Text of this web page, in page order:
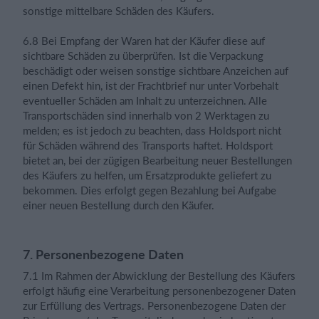
sonstige mittelbare Schäden des Käufers.
6.8 Bei Empfang der Waren hat der Käufer diese auf
sichtbare Schäden zu überprüfen. Ist die Verpackung
beschädigt oder weisen sonstige sichtbare Anzeichen auf
einen Defekt hin, ist der Frachtbrief nur unter Vorbehalt
eventueller Schäden am Inhalt zu unterzeichnen. Alle
Transportschäden sind innerhalb von 2 Werktagen zu
melden; es ist jedoch zu beachten, dass Holdsport nicht
für Schäden während des Transports haftet. Holdsport
bietet an, bei der zügigen Bearbeitung neuer Bestellungen
des Käufers zu helfen, um Ersatzprodukte geliefert zu
bekommen. Dies erfolgt gegen Bezahlung bei Aufgabe
einer neuen Bestellung durch den Käufer.
7. Personenbezogene Daten
7.1 Im Rahmen der Abwicklung der Bestellung des Käufers
erfolgt häufig eine Verarbeitung personenbezogener Daten
zur Erfüllung des Vertrags. Personenbezogene Daten der